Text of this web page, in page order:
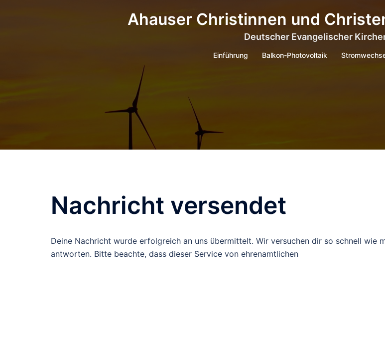
Ahauser Christinnen und
Deutscher Evangelischer
Einführung Balkon-Photovoltaik
Nachricht versendet
Deine Nachricht wurde erfolgreich an uns übermittelt. Wir versuchen dir so schnell wie
antworten. Bitte beachte, dass dieser Service von ehrenamtlichen